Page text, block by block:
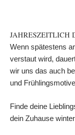
JAHRESZEITLICH
Wenn spätestens
verstaut wird,
wir uns das auch
und
Finde deine
dein Zuhause